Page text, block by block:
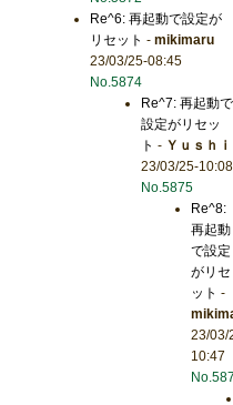
Re^6: 再起動で設定が
リセット -mikimaru
23/03/25-08:45
No.5874
Re^7: 再起動で
設定がリセッ
ト - Ｙｕｓｈｉ
23/03/25-10:08
No.5875
Re^8:
再起動
で設定
がリセ
ット -
23/03/
10:47